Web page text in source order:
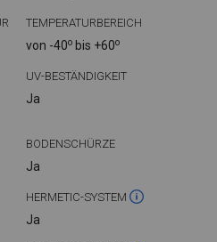
TEMPERATURBEREICH
von -40o bis +60o
UV-BESTÄNDIGKEIT
Ja
BODENSCHÜRZE
Ja
HERMETIC-SYSTEM
Ja